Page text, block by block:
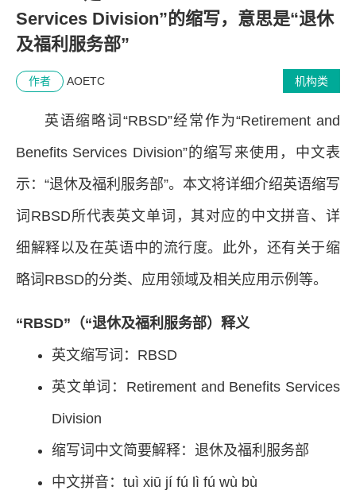
Services Division”的缩写，意思是“退休
及福利服务部”
机构类
作者 AOETC
英语缩略词“RBSD”经常作为“Retirement and
Benefits Services Division”的缩写来使用，中文表
示：“退休及福利服务部”。本文将详细介绍英语缩写
词RBSD所代表英文单词，其对应的中文拼音、详
细解释以及在英语中的流行度。此外，还有关于缩
略词RBSD的分类、应用领域及相关应用示例等。
“RBSD”（“退休及福利服务部）释义
英文缩写词：RBSD
英文单词：Retirement and Benefits Services
Division
缩写词中文简要解释：退休及福利服务部
中文拼音：tuì xiū jí fú lì fú wù bù